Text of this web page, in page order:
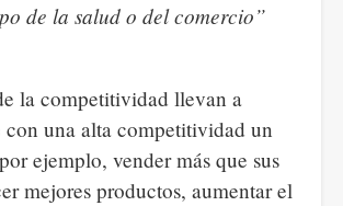
de la salud o del comercio”
la competitividad llevan a
con una alta competitividad un
ejemplo, vender más que sus
mejores productos, aumentar el